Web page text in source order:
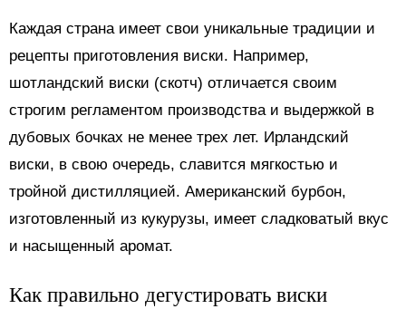
Каждая страна имеет свои уникальные традиции и
рецепты приготовления виски. Например,
шотландский виски (скотч) отличается своим
строгим регламентом производства и выдержкой в
дубовых бочках не менее трех лет. Ирландский
виски, в свою очередь, славится мягкостью и
тройной дистилляцией. Американский бурбон,
изготовленный из кукурузы, имеет сладковатый вкус
и насыщенный аромат.
Как правильно дегустировать виски